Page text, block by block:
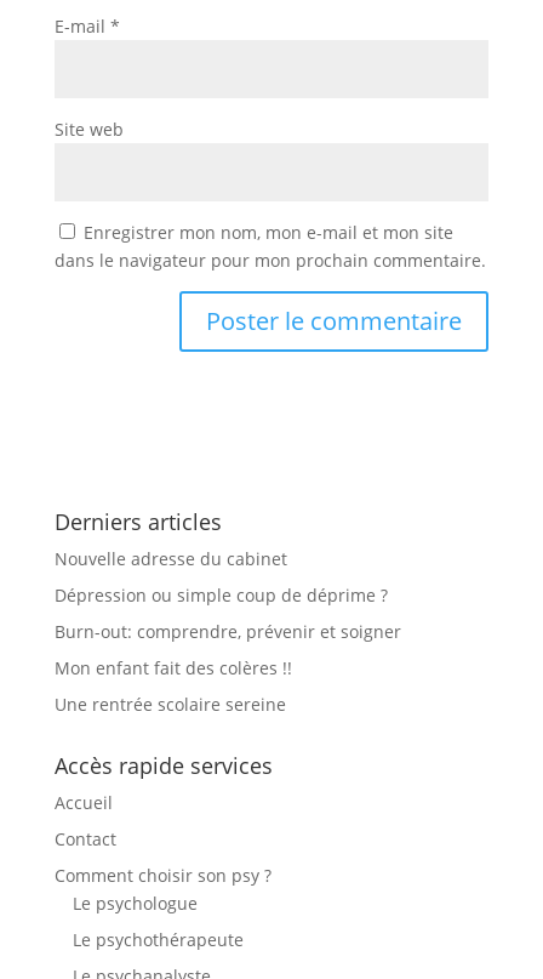
E-mail *
Site web
Enregistrer mon nom, mon e-mail et mon site
dans le navigateur pour mon prochain commentaire.
Derniers articles
Nouvelle adresse du cabinet
Dépression ou simple coup de déprime ?
Burn-out: comprendre, prévenir et soigner
Mon enfant fait des colères !!
Une rentrée scolaire sereine
Accès rapide services
Accueil
Contact
Comment choisir son psy ?
Le psychologue
Le psychothérapeute